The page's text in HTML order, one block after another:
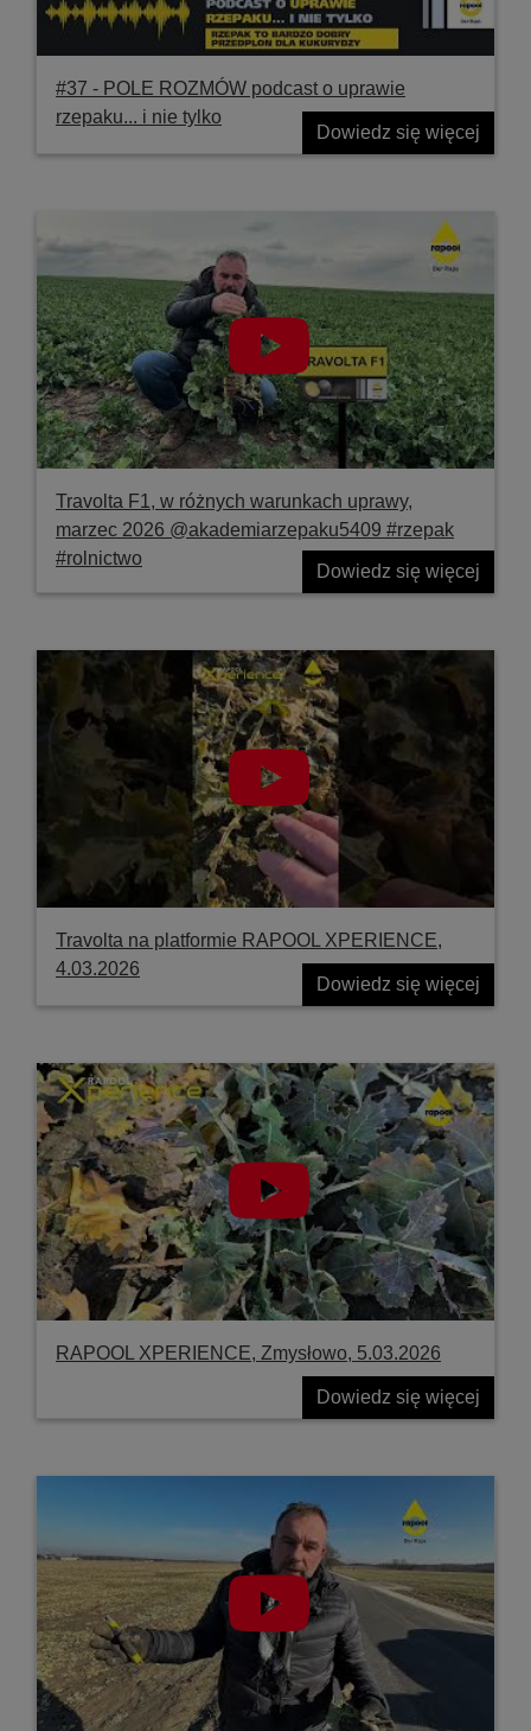
#37 ‐ POLE ROZMÓW podcast o uprawie
rzepaku... i nie tylko
Dowiedz się więcej
Travolta F1, w różnych warunkach uprawy,
marzec 2026 @akademiarzepaku5409 #rzepak
#rolnictwo
Dowiedz się więcej
Travolta na platformie RAPOOL XPERIENCE,
4.03.2026
Dowiedz się więcej
RAPOOL XPERIENCE, Zmysłowo, 5.03.2026
Dowiedz się więcej